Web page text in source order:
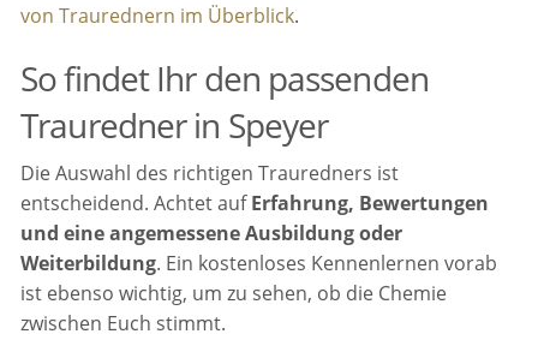
von Traurednern im Überblick.
So findet Ihr den passenden
Trauredner in Speyer
Die Auswahl des richtigen Trauredners ist
entscheidend. Achtet aufErfahrung, Bewertungen
und eine angemessene Ausbildung oder
Weiterbildung. Ein kostenloses Kennenlernen vorab
ist ebenso wichtig, um zu sehen, ob die Chemie
zwischen Euch stimmt.